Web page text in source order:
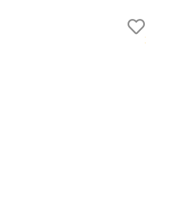
želja